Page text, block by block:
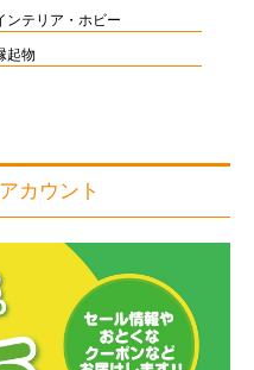
ンテリア・ホビー
起物
カウント